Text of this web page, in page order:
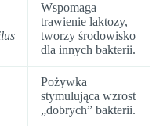
Wspomaga
trawienie laktozy,
tworzy środowisko
dla innych bakterii.
Pożywka
stymulująca wzrost
„dobrych” bakterii.